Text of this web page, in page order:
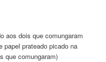
aos dois que comungaram
prateado picado na
que comungaram)